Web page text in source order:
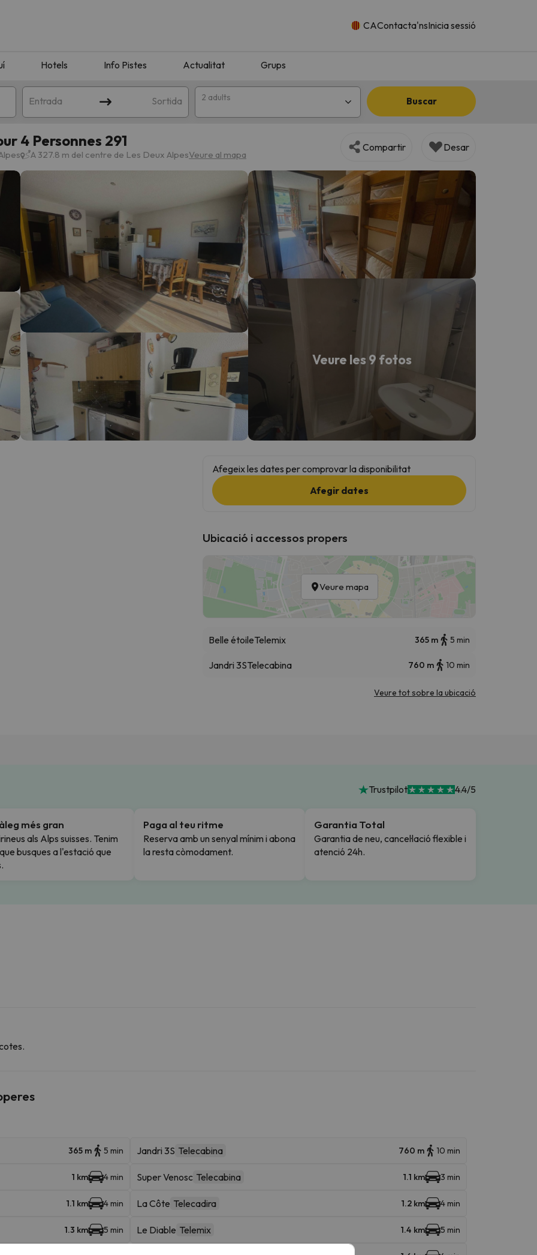
CAContacta'nsInicia sessió
Hotels Info Pistes Actualitat Grups
Entrada Sortida 2 adults Buscar
amb la teva cerca. Intenteu modificar la destinació.
el nord. Quan trobi la seva brúixola torna.
4 Personnes 291
A 327.8 m del centre de Les Deux AlpesVeure al mapa
Compartir Desar
Veure les 9 fotos
Afegeix les dates per comprovar la disponibilitat
Afegir dates
Ubicació i accessos propers
Veure mapa
Belle étoileTelemix 365 m 5 min
Jandri 3STelecabina 760 m 10 min
Veure tot sobre la ubicació
Trustpilot 4.4/5
més gran
als Alps suisses. Tenim
busques a l'estació que
Paga al teu ritme
Reserva amb un senyal mínim i abona
la resta còmodament.
Garantia Total
Garantia de neu, cancel·lació flexible i
atenció 24h.
365 m 5 min Jandri 3S Telecabina 760 m 10 min
1 km 4 min Super Venosc Telecabina 1.1 km 3 min
1.1 km 4 min La Côte Telecadira 1.2 km 4 min
1.3 km 5 min Le Diable Telemix 1.4 km 5 min